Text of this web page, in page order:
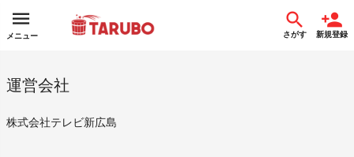
メニュー さがす 新規登録
運営会社
株式会社テレビ新広島